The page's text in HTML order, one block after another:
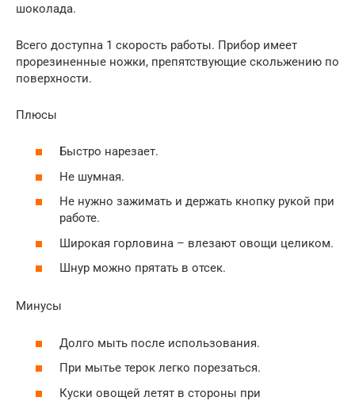
шоколада.
Всего доступна 1 скорость работы. Прибор имеет
прорезиненные ножки, препятствующие скольжению по
поверхности.
Плюсы
Быстро нарезает.
Не шумная.
Не нужно зажимать и держать кнопку рукой при
работе.
Широкая горловина – влезают овощи целиком.
Шнур можно прятать в отсек.
Минусы
Долго мыть после использования.
При мытье терок легко порезаться.
Куски овощей летят в стороны при